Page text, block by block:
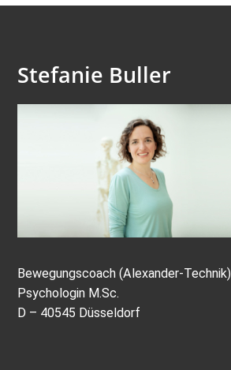
Stefanie Buller
Bewegungscoach (Alexander-Technik)
Psychologin M.Sc.
D – 40545 Düsseldorf